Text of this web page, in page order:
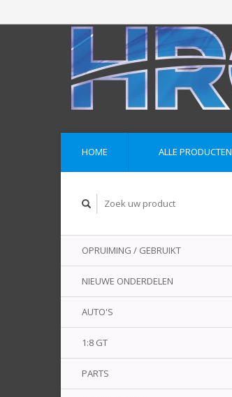
HOME ALLE PRODUCTEN
OPRUIMING / GEBRUIKT
NIEUWE ONDERDELEN
AUTO'S
1:8 GT
PARTS